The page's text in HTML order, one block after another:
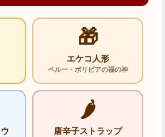
🎁
エケコ人形
ペルー・ボリビアの福の神
🌶️
唐辛子ストラップ